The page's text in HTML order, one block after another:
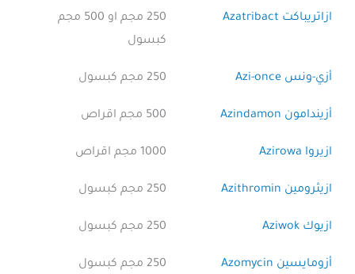
ازاتريباكت Azatribact
250 مجم او 500 مجم
كبسول
أزي-ونس Azi-once 250 مجم كبسول
أزيندامون Azindamon 500 مجم اقراص
ازيروا Azirowa 1000 مجم اقراص
ازيثرومين Azithromin 250 مجم كبسول
ازيوك Aziwok 250 مجم كبسول
أزومايسين Azomycin 250 مجم كبسول